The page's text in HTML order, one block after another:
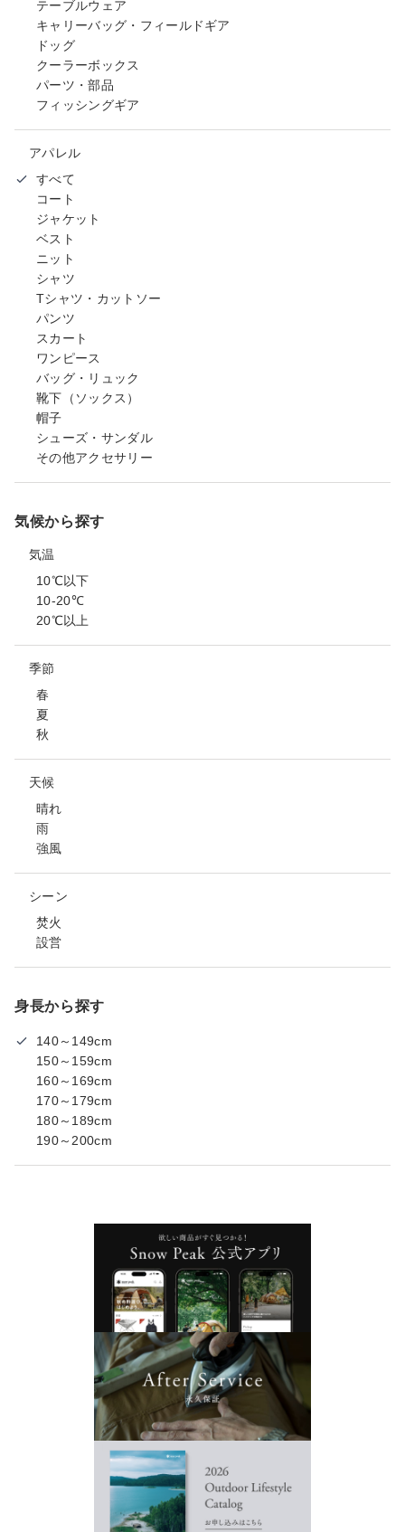
テーブルウェア
キャリーバッグ・フィールドギア
ドッグ
クーラーボックス
パーツ・部品
フィッシングギア
アパレル
すべて
コート
ジャケット
ベスト
ニット
シャツ
Tシャツ・カットソー
パンツ
スカート
ワンピース
バッグ・リュック
靴下（ソックス）
帽子
シューズ・サンダル
その他アクセサリー
気候から探す
気温
10℃以下
10-20℃
20℃以上
季節
春
夏
秋
天候
晴れ
雨
強風
シーン
焚火
設営
身長から探す
140～149cm
150～159cm
160～169cm
170～179cm
180～189cm
190～200cm